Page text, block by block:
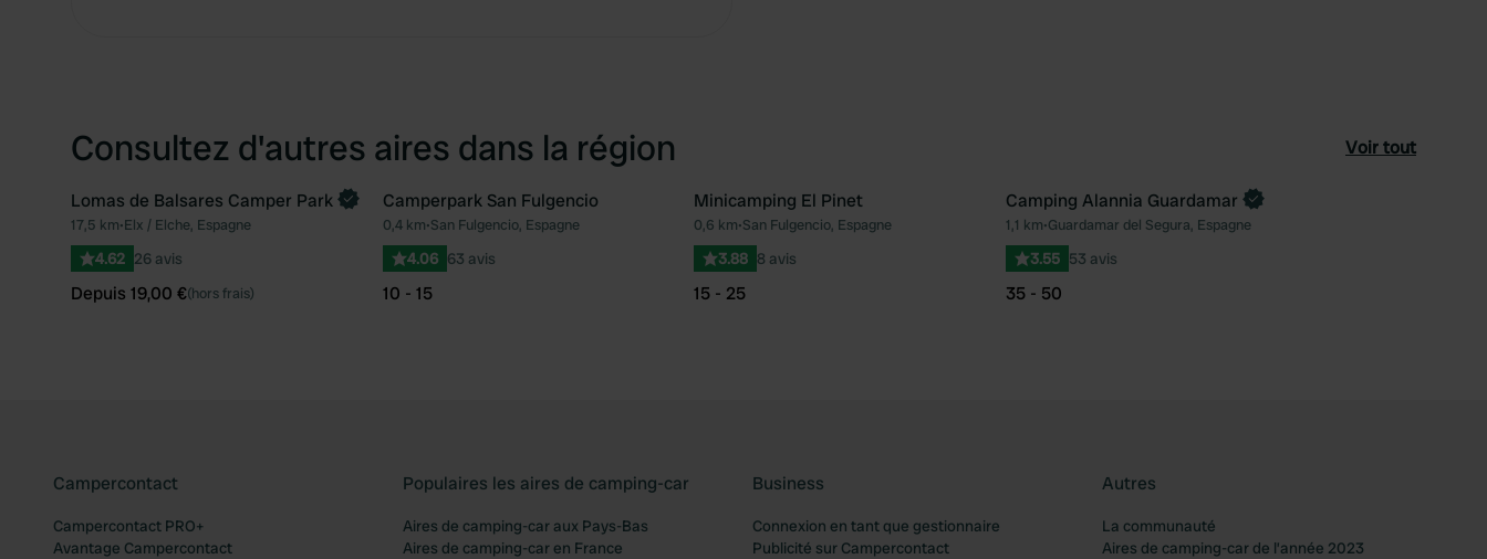
Consultez d'autres aires dans la région Voir tout
Préféré
Reserve maintenant
Lomas de Balsares Camper Park
17,5 km•Elx / Elche, Espagne
4.62 26 avis
Depuis 19,00 €(hors frais)
Préféré
Camperpark San Fulgencio
0,4 km•San Fulgencio, Espagne
4.06 63 avis
10 - 15
Préféré
Minicamping El Pinet
0,6 km•San Fulgencio, Espagne
3.88 8 avis
15 - 25
Reserve maintenant
Camping Alannia Guardamar
1,1 km•Guardamar del Segura, Espagne
3.55 53 avis
35 - 50
Campercontact
Campercontact PRO+
Avantage Campercontact
Populaires les aires de camping-car
Aires de camping-car aux Pays-Bas
Aires de camping-car en France
Business
Connexion en tant que gestionnaire
Publicité sur Campercontact
Autres
La communauté
Aires de camping-car de l’année 2023